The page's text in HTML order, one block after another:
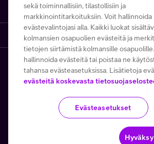
Mobiililaajakaista
Kodin laajakaista
Prepaid-liittymät
MTV Katsomo
iPhone 17
Samsung S26
Viaplay
Suoratoistopalvelut
Etsi apua ja ohjeita
Tilauksen peruuttaminen
Opi ja inspiroidu
Nopeustesti (speed test)
Ota yhteyttä
Asiakaspalvelun yhteystiedot
Asioi kirjautuneena
Etsi Telia Kauppa
Yhteystiedot yrityksille
Telia Finland
Telia yrityksenä
Medialle
Avoimet työpaikat
Copyright Telia Company 2026
Käyttöehdot Evästeiden
Toimitusehdot ja
Käytämme tällä verkkosivustolla
sekä toiminnallisiin, tilastollisiin ja
markkinointitarkoituksiin. Voit hallinnoida
evästevalintojasi alla. Kaikki luokat
kolmansien osapuolien evästeitä ja
tietojen siirtämistä kolmansille
hallinnoida evästeitä tai poistaa ne
tahansa evästeasetuksissa. Lisätietoja
evästeitä koskevasta
Evästeasetukset